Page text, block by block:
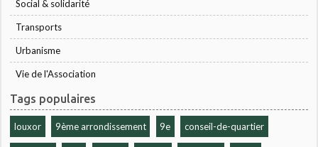
Social & solidarité
Transports
Urbanisme
Vie de l'Association
Tags populaires
louxor 9ème arrondissement 9e conseil-de-quartier